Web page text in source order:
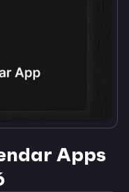
Apps